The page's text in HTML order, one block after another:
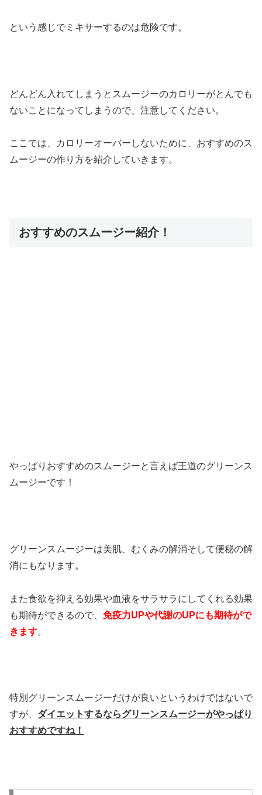
という感じでミキサーするのは危険です。
どんどん入れてしまうとスムージーのカロリーがとんでも
ないことになってしまうので、注意してください。
ここでは、カロリーオーバーしないために、おすすめのス
ムージーの作り方を紹介していきます。
おすすめのスムージー紹介！
やっぱりおすすめのスムージーと言えば王道のグリーンス
ムージーです！
グリーンスムージーは美肌、むくみの解消そして便秘の解
消にもなります。
また食欲を抑える効果や血液をサラサラにしてくれる効果
も期待ができるので、 免疫力UPや代謝のUPにも期待がで
きます。
特別グリーンスムージーだけが良いというわけではないで
すが、 ダイエットするならグリーンスムージーがやっぱり
おすすめですね！